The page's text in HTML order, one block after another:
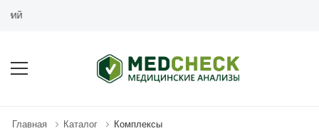
Главная Каталог Комплексы